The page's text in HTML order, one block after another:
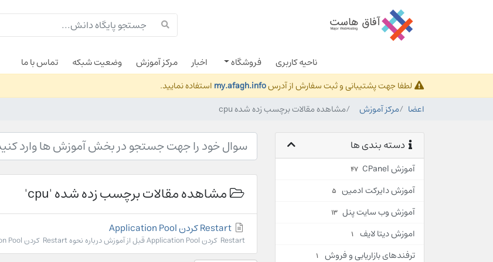
ناحیه کاربری فروشگاه اخبار مرکز آموزش وضعیت شبکه تماس با ما
لطفا جهت پشتیبانی و ثبت سفارش از آدرسmy.afagh.info استفاده نمایید.
اعضا
مرکز آموزش مشاهده مقالات برچسب زده شده cpu
دسته بندی ها
آموزش CPanel 47
آموزش دایرکت ادمین 5
آموزش وب سایت پنل 13
اموزش دیتا لایف 1
ترفندهای بازاریابی و فروش 1
مشاهده مقالات برچسب زده شده 'cpu'
Restart کردن Application Pool قبل از آموزش درباره نحوه Restart کردن Application Pool در ادامه...